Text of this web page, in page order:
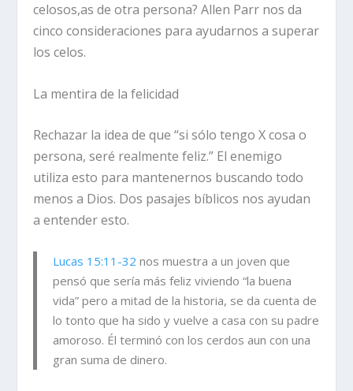
celosos,as de otra persona? Allen Parr nos da
cinco consideraciones para ayudarnos a superar
los celos.
La mentira de la felicidad
Rechazar la idea de que “si sólo tengo X cosa o
persona, seré realmente feliz.” El enemigo
utiliza esto para mantenernos buscando todo
menos a Dios. Dos pasajes bíblicos nos ayudan
a entender esto.
Lucas 15:11-32 nos muestra a un joven que
pensó que sería más feliz viviendo “la buena
vida” pero a mitad de la historia, se da cuenta de
lo tonto que ha sido y vuelve a casa con su padre
amoroso. Él terminó con los cerdos aun con una
gran suma de dinero.